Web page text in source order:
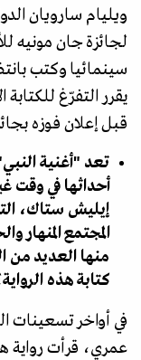
ويليام سارويان
لجائزة جان مونيه
سينمائيا وكتب
يقرر التفرّغ للكتابة
قبل إعلان فوزه
تعد "أغنية
أحداثها في وقت
إيليش ستاك،
المجتمع المنهار
منها العديد من
كتابة هذه
في أواخر تسعينات
عمري، قرأت رواية